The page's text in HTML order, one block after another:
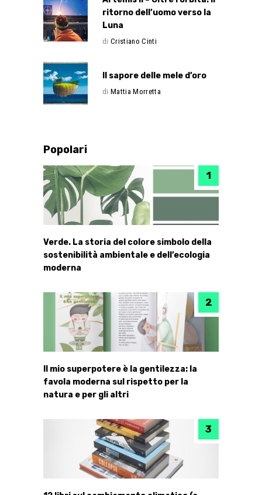
ritorno dell’uomo verso la
Luna
di Cristiano Cinti
Il sapore delle mele d’oro
di Mattia Morretta
Popolari
Verde. La storia del colore simbolo della
sostenibilità ambientale e dell’ecologia
moderna
Il mio superpotere è la gentilezza: la
favola moderna sul rispetto per la
natura e per gli altri